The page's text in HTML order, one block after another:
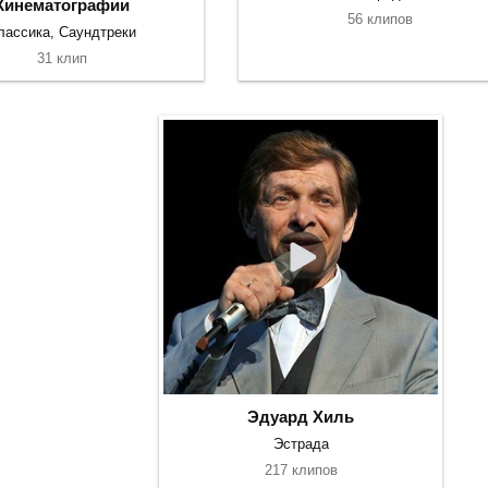
Саундтреки
31 клип
56 клипов
Эдуард Хиль
Эстрада
217 клипов